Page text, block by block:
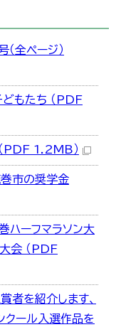
全ページ）
もたち （PDF
PDF 1.2MB）
市の奨学金
ハーフマラソン大
会 （PDF
者を紹介します、
クール入選作品を